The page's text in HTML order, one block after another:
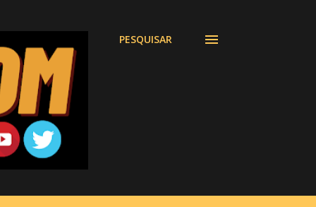
PESQUISAR